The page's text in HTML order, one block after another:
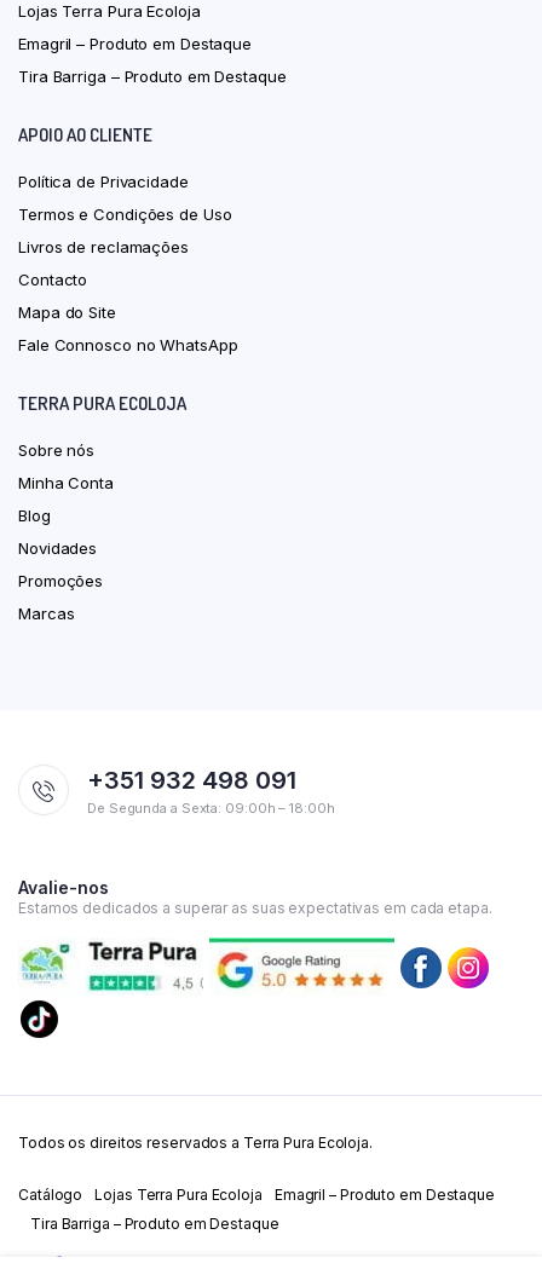
Lojas Terra Pura Ecoloja
Emagril – Produto em Destaque
Tira Barriga – Produto em Destaque
APOIO AO CLIENTE
Política de Privacidade
Termos e Condições de Uso
Livros de reclamações
Contacto
Mapa do Site
Fale Connosco no WhatsApp
TERRA PURA ECOLOJA
Sobre nós
Minha Conta
Blog
Novidades
Promoções
Marcas
+351 932 498 091
De Segunda a Sexta: 09:00h – 18:00h
Avalie-nos
Estamos dedicados a superar as suas expectativas em cada etapa.
Todos os direitos reservados a Terra Pura Ecoloja.
Catálogo Lojas Terra Pura Ecoloja
Emagril – Produto em Destaque
Tira Barriga – Produto em Destaque